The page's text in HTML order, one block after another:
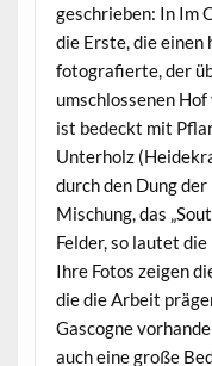
geschrieben: In Im
die Erste, die
fotografierte, der
umschlossenen
ist bedeckt mit
Unterholz
durch den Dung
Mischung, das
Felder, so lautet
Ihre Fotos zeigen
die die Arbeit
Gascogne
auch eine große